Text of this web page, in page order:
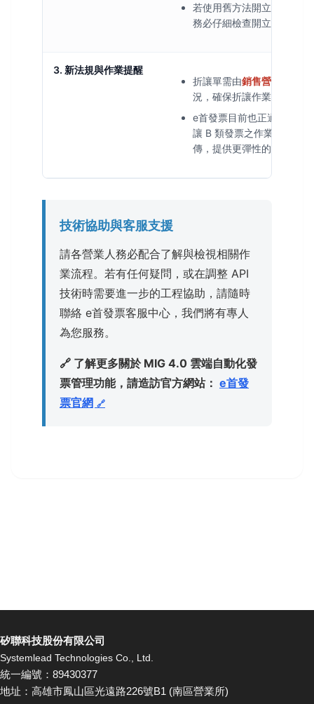
若使用舊方法開立折讓單
務必仔細檢查開立以前的
3. 新法規與作業提醒
折讓單需由銷售營業人
況，確保折讓作業完全符合
e首發票目前也正適度研究
讓 B 類發票之作業，全力
傳，提供更彈性的開立使用
技術協助與客服支援
請各營業人務必配合了解與檢視相關作
業流程。若有任何疑問，或在調整 API
技術時需要進一步的工程協助，請隨時
聯絡 e首發票客服中心，我們將有專人
為您服務。
🔗 了解更多關於 MIG 4.0 雲端自動化發
票管理功能，請造訪官方網站： e首發
票官網
矽聯科技股份有限公司
Systemlead Technologies Co., Ltd.
統一編號：89430377
地址：高雄市鳳山區光遠路226號B1 (南區營業所)